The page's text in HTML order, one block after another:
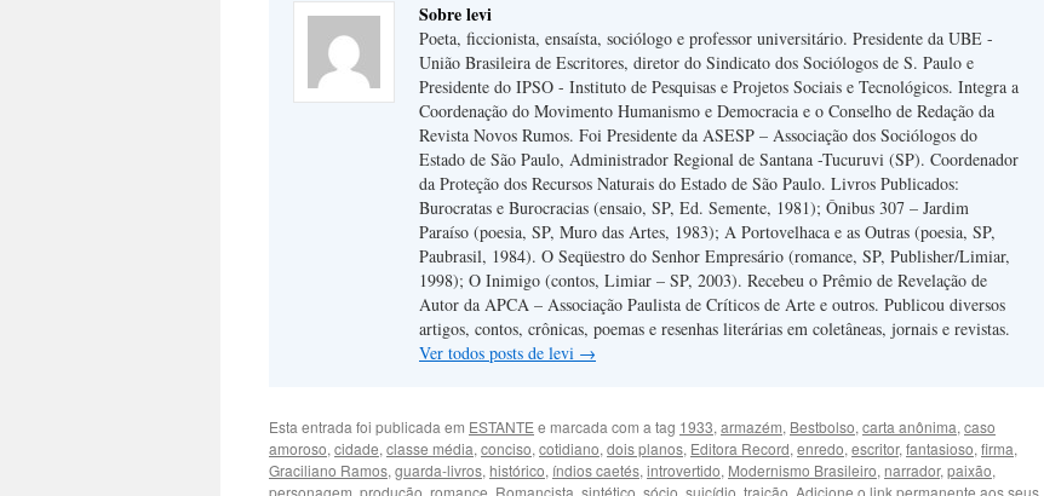
Sobre levi
Poeta, ficcionista, ensaísta, sociólogo e professor universitário. Presidente da UBE -
União Brasileira de Escritores, diretor do Sindicato dos Sociólogos de S. Paulo e
Presidente do IPSO - Instituto de Pesquisas e Projetos Sociais e Tecnológicos. Integra a
Coordenação do Movimento Humanismo e Democracia e o Conselho de Redação da
Revista Novos Rumos. Foi Presidente da ASESP – Associação dos Sociólogos do
Estado de São Paulo, Administrador Regional de Santana -Tucuruvi (SP). Coordenador
da Proteção dos Recursos Naturais do Estado de São Paulo. Livros Publicados:
Burocratas e Burocracias (ensaio, SP, Ed. Semente, 1981); Ônibus 307 – Jardim
Paraíso (poesia, SP, Muro das Artes, 1983); A Portovelhaca e as Outras (poesia, SP,
Paubrasil, 1984). O Seqüestro do Senhor Empresário (romance, SP, Publisher/Limiar,
1998); O Inimigo (contos, Limiar – SP, 2003). Recebeu o Prêmio de Revelação de
Autor da APCA – Associação Paulista de Críticos de Arte e outros. Publicou diversos
artigos, contos, crônicas, poemas e resenhas literárias em coletâneas, jornais e revistas.
Ver todos posts de levi →
Esta entrada foi publicada em ESTANTE e marcada com a tag 1933, armazém, Bestbolso, carta anônima, caso
amoroso, cidade, classe média, conciso, cotidiano, dois planos, Editora Record, enredo, escritor, fantasioso, firma,
Graciliano Ramos, guarda-livros, histórico, índios caetés, introvertido, Modernismo Brasileiro, narrador, paixão,
personagem, produção, romance, Romancista, sintético, sócio, suicídio, traição. Adicione o link permanente aos seus